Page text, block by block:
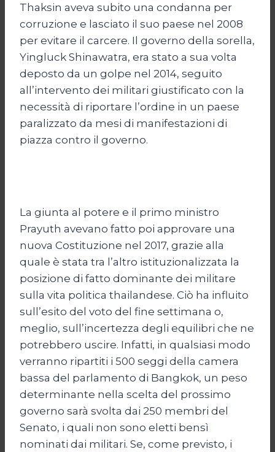
Thaksin aveva subito una condanna per
corruzione e lasciato il suo paese nel 2008
per evitare il carcere. Il governo della sorella,
Yingluck Shinawatra, era stato a sua volta
deposto da un golpe nel 2014, seguito
all’intervento dei militari giustificato con la
necessità di riportare l’ordine in un paese
paralizzato da mesi di manifestazioni di
piazza contro il governo.
La giunta al potere e il primo ministro
Prayuth avevano fatto poi approvare una
nuova Costituzione nel 2017, grazie alla
quale è stata tra l’altro istituzionalizzata la
posizione di fatto dominante dei militare
sulla vita politica thailandese. Ciò ha influito
sull’esito del voto del fine settimana o,
meglio, sull’incertezza degli equilibri che ne
potrebbero uscire. Infatti, in qualsiasi modo
verranno ripartiti i 500 seggi della camera
bassa del parlamento di Bangkok, un peso
determinante nella scelta del prossimo
governo sarà svolta dai 250 membri del
Senato, i quali non sono eletti bensì
nominati dai militari. Se, come previsto, i